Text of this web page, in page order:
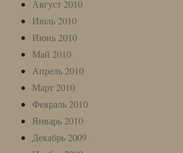
Август 2010
Июль 2010
Июнь 2010
Май 2010
Апрель 2010
Март 2010
Февраль 2010
Январь 2010
Декабрь 2009